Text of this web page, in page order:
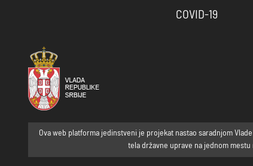
COVID-19
Ova web platforma jedinstveni je projekat nastao saradnjom
tela državne uprave na jednom